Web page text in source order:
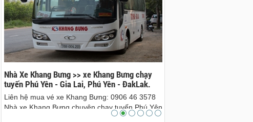
Nhà Xe Khang Bưng >> xe Khang Bưng chạy
tuyến Phú Yên - Gia Lai, Phú Yên - ĐakLak.
Liên hệ mua vé xe Khang Bưng: 0906 46 3578
Nhà xe Khang Bưng chuyên chạy tuyến Phú Yên
đi Gia Lai, Phú Yên đi ĐakLak và ngươc lại.